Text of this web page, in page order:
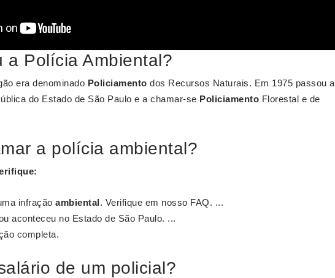
a Polícia Ambiental?
era denominado Policiamento dos Recursos Naturais. Em 1975 passou a
do Estado de São Paulo e a chamar-se Policiamento Florestal e de
a polícia ambiental?
infração ambiental. Verifique em nosso FAQ. ...
aconteceu no Estado de São Paulo. ...
completa.
de um policial?